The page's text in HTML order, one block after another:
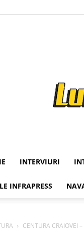
INTERVIURI
INFRAPRESS
CENTURA